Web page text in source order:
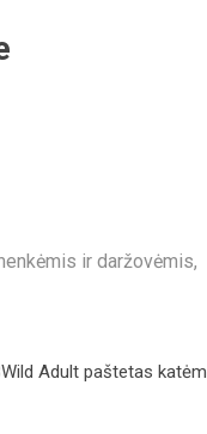
ir daržovėmis,
Adult paštetas